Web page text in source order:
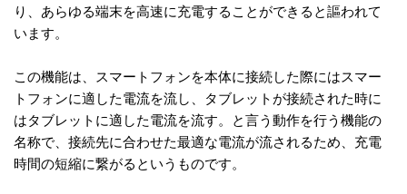
り、あらゆる端末を高速に充電することができると謳われて
います。
この機能は、スマートフォンを本体に接続した際にはスマー
トフォンに適した電流を流し、タブレットが接続された時に
はタブレットに適した電流を流す。と言う動作を行う機能の
名称で、接続先に合わせた最適な電流が流されるため、充電
時間の短縮に繋がるというものです。